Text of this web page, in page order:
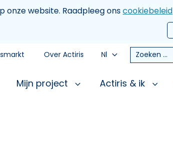
website. Raadpleeg onscookiebeleid
Over Actiris Nl Zoeken
Mijn project Actiris & ik